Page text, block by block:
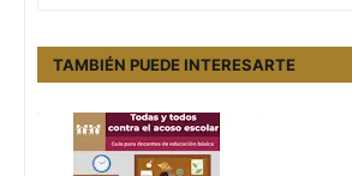
TAMBIÉN PUEDE INTERESARTE